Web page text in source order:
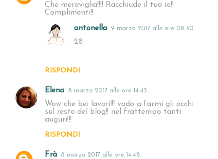
Che meraviglia!!!! Racchiude il tuo io!!
Complimenti!!
RISPONDI
antonella 9 marzo 2017 alle ore 08:50
28
Elena 8 marzo 2017 alle ore 14:43
Wow che bei lavori!!! vado a farmi gli occhi
sul resto del blog!! nel frattempo tanti
auguri!!!
RISPONDI
Frà 8 marzo 2017 alle ore 14:48